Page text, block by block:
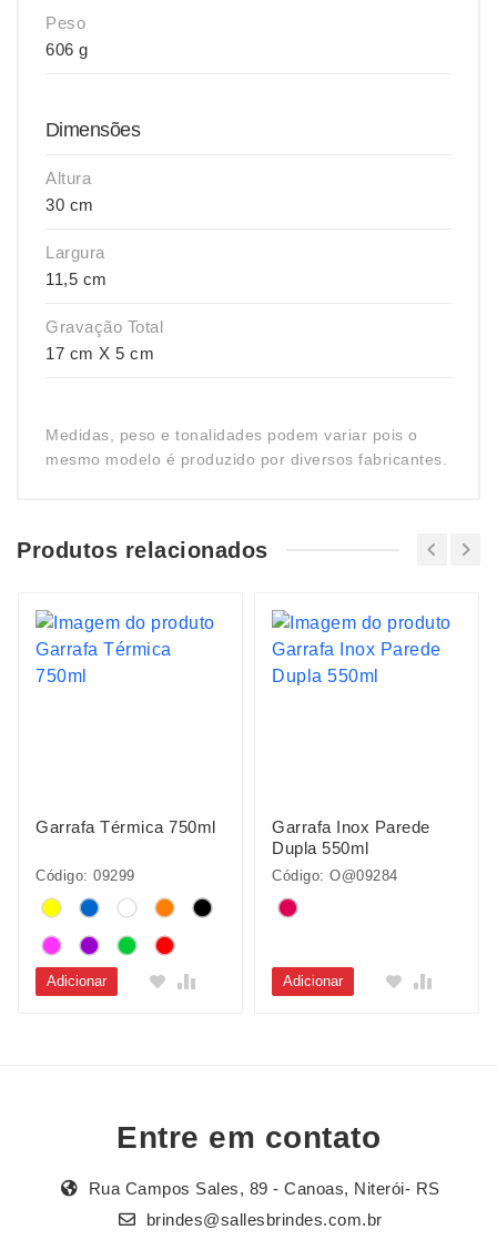
Peso
606 g
Dimensões
Altura
30 cm
Largura
11,5 cm
Gravação Total
17 cm X 5 cm
Medidas, peso e tonalidades podem variar pois o
mesmo modelo é produzido por diversos fabricantes.
Produtos relacionados
Garrafa Térmica 750ml
Código: 09299
Adicionar
Garrafa Inox Parede
Dupla 550ml
Código: O@09284
Adicionar
Entre em contato
Rua Campos Sales, 89 - Canoas, Niterói- RS
brindes@sallesbrindes.com.br